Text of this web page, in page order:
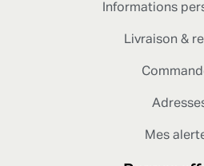
Informations
Livraison &
Mes